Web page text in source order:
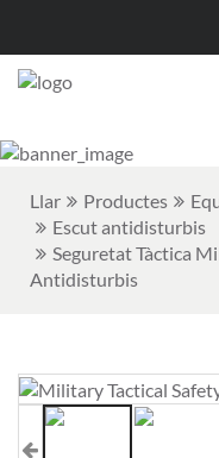
Llar Productes
Escut antidisturbis
Seguretat Tàctica
Antidisturbis